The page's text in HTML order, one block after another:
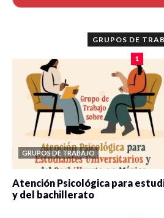
GRUPOS DE
1
GRUPOS DE TRABAJO
Atención Psicológica para
y del bachillerato